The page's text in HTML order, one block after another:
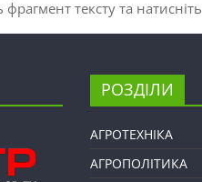
тексту та натисніть
РОЗДІЛИ
АГРОТЕХНІКА
АГРОПОЛІТИКА